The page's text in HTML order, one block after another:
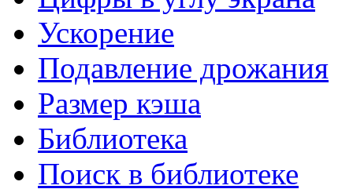
Предназначена для диагностики.
Ускорение
Подавление дрожания
Размер кэша
Библиотека
Поиск в библиотеке